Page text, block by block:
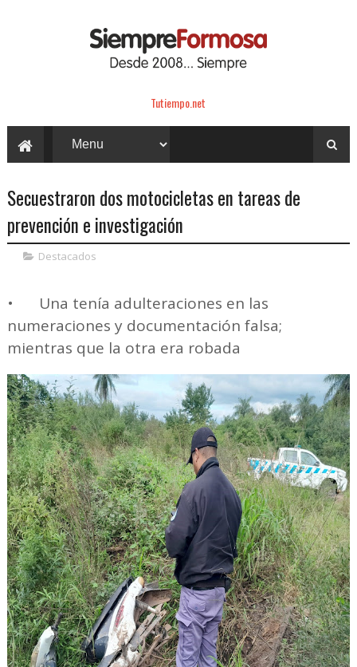
Tutiempo.net
Secuestraron dos motocicletas en tareas de
prevención e investigación
Destacados
•
Una tenía adulteraciones en las
numeraciones y documentación falsa;
mientras que la otra era robada